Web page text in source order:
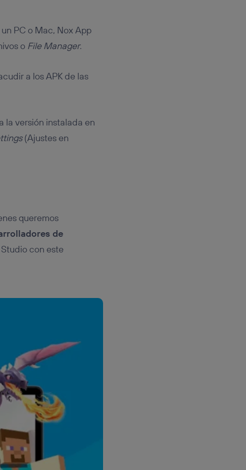
PC o Mac, Nox App
o File Manager.
a los APK de las
la versión instalada en
(Ajustes en
queremos
de
con este